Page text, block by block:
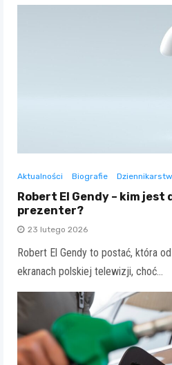
Aktualności Biografie
Robert El Gendy – kim jest
prezenter?
23 lutego 2026
Robert El Gendy to postać, która
ekranach polskiej telewizji, choć…